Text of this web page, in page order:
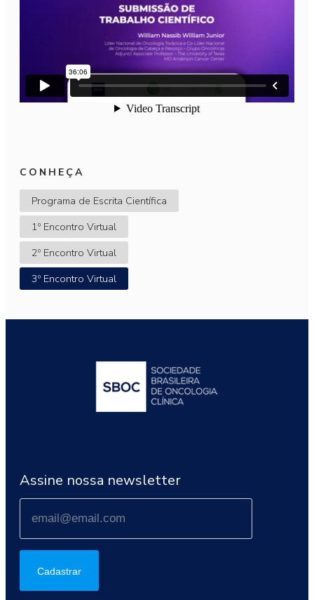
CONHEÇA
Programa de Escrita Científica
1º Encontro Virtual
2º Encontro Virtual
3º Encontro Virtual
Assine nossa newsletter
Cadastrar